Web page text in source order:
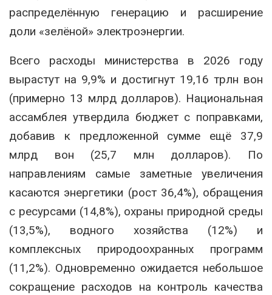
распределённую генерацию и расширение
доли «зелёной» электроэнергии.
Всего расходы министерства в 2026 году
вырастут на 9,9% и достигнут 19,16 трлн вон
(примерно 13 млрд долларов). Национальная
ассамблея утвердила бюджет с поправками,
добавив к предложенной сумме ещё 37,9
млрд вон (25,7 млн долларов). По
направлениям самые заметные увеличения
касаются энергетики (рост 36,4%), обращения
с ресурсами (14,8%), охраны природной среды
(13,5%), водного хозяйства (12%) и
комплексных природоохранных программ
(11,2%). Одновременно ожидается небольшое
сокращение расходов на контроль качества